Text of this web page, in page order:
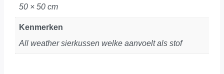
50 × 50 cm
Kenmerken
All weather sierkussen welke aanvoelt als stof